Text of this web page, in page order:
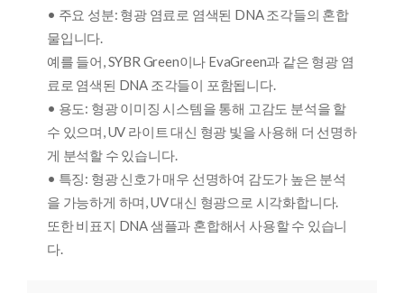
• 주요 성분: 형광 염료로 염색된 DNA 조각들의 혼합
물입니다.
예를 들어, SYBR Green이나 EvaGreen과 같은 형광 염
료로 염색된 DNA 조각들이 포함됩니다.
• 용도: 형광 이미징 시스템을 통해 고감도 분석을 할
수 있으며, UV 라이트 대신 형광 빛을 사용해 더 선명하
게 분석할 수 있습니다.
• 특징: 형광 신호가 매우 선명하여 감도가 높은 분석
을 가능하게 하며, UV 대신 형광으로 시각화합니다.
또한 비표지 DNA 샘플과 혼합해서 사용할 수 있습니
다.